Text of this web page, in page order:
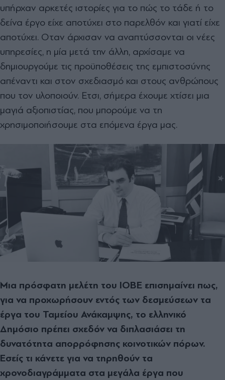
υπήρχαν αρκετές ιστορίες για το πώς το τάδε ή το
δείνα έργο είχε αποτύχει στο παρελθόν και γιατί είχε
αποτύχει. Οταν άρχισαν να αναπτύσσονται οι νέες
υπηρεσίες, η μία μετά την άλλη, αρχίσαμε να
δημιουργούμε τις προϋποθέσεις της εμπιστοσύνης
απέναντι και στον σχεδιασμό και στους ανθρώπους
που τον υλοποιούν. Ετσι, σήμερα έχουμε χτίσει μια
μαγιά αξιοπιστίας, που μπορούμε να τη
χρησιμοποιήσουμε στα επόμενα έργα μας.
Μια πρόσφατη μελέτη του ΙΟΒΕ επισημαίνει πως,
για να προχωρήσουν εντός των δεσμεύσεων τα
έργα του Ταμείου Ανάκαμψης, το ελληνικό
Δημόσιο πρέπει σχεδόν να διπλασιάσει τη
δυνατότητα απορρόφησης κοινοτικών πόρων.
Εσείς τι κάνετε για να τηρηθούν τα
χρονοδιαγράμματα στα μεγάλα έργα που